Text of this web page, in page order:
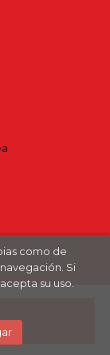
Reservados |
como de
Si
su uso.